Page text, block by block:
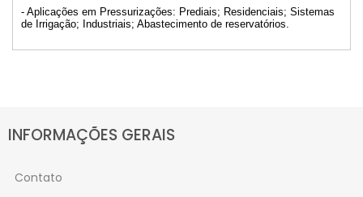
- Aplicações em Pressurizações: Prediais; Residenciais; Sistemas
de Irrigação; Industriais; Abastecimento de reservatórios.
INFORMAÇÕES GERAIS
Contato